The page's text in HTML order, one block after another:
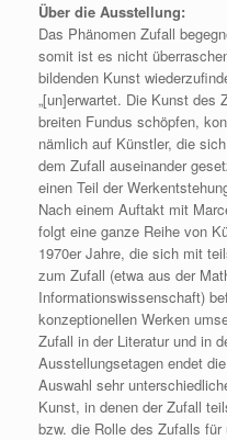
Über die Ausstellung:
Das Phänomen Zufall
somit ist es nicht
bildenden Kunst
„[un]erwartet. Die Kunst des
breiten Fundus schöpfen,
nämlich auf Künstler, die
dem Zufall auseinander
einen Teil der
Nach einem Auftakt mit
folgt eine ganze Reihe von
1970er Jahre, die sich mit
zum Zufall (etwa aus der
Informationswissenschaft)
konzeptionellen Werken
Zufall in der Literatur und in
Ausstellungsetagen endet
Auswahl sehr
Kunst, in denen der Zufall
bzw. die Rolle des Zufalls